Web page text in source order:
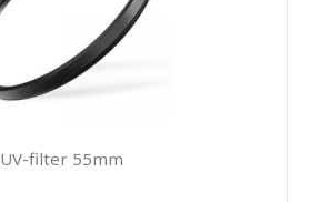
UV-filter 55mm